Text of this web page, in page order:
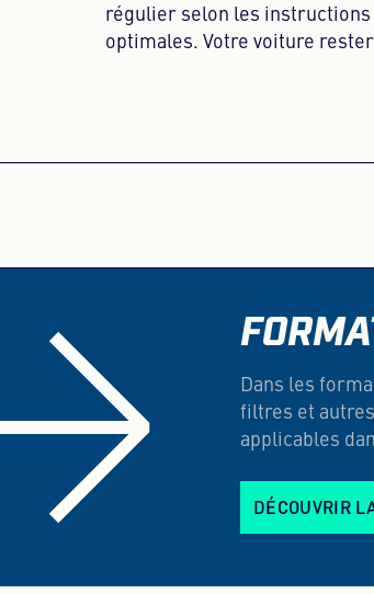
régulier selon les
optimales. Votre voiture
Dans les
filtres et
applicables
DÉCOUVRIR